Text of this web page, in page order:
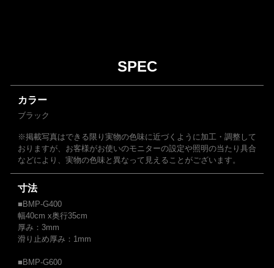
SPEC
カラー
ブラック
※掲載写真はできる限り実物の色味に近づくように加工・調整して
おりますが、お客様がお使いのモニターの設定や照明の当たり具合
などにより、実物の色味と異なって見えることがございます。
寸法
■BMP-G400
幅40cm x奥行35cm
厚み：3mm
滑り止め厚み：1mm
■BMP-G600